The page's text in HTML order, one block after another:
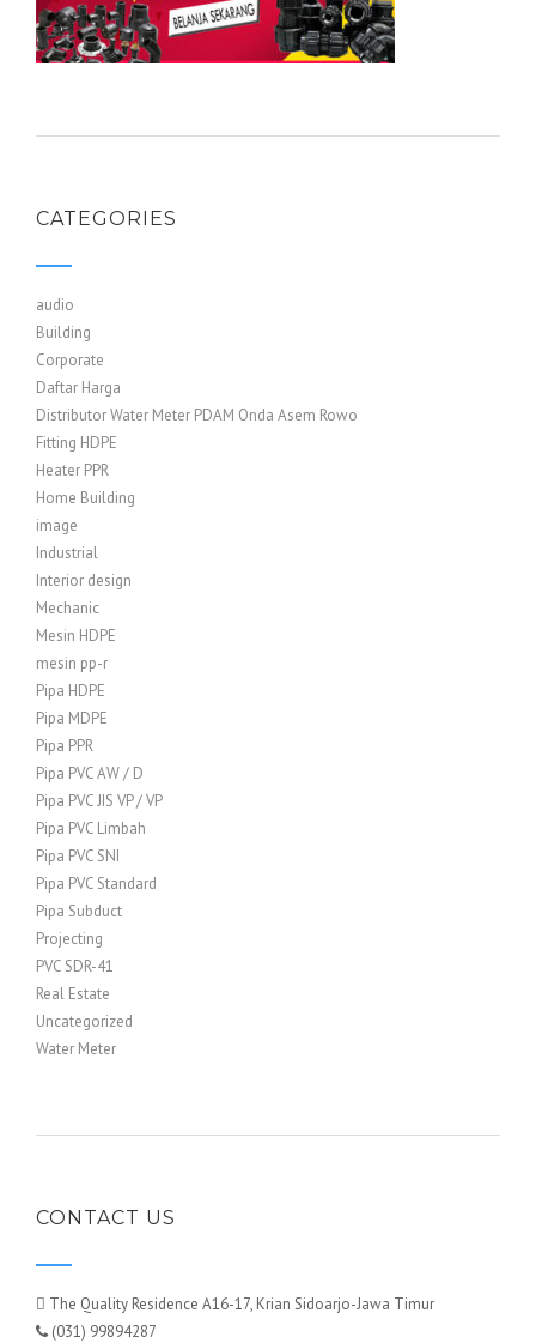
CATEGORIES
audio
Building
Corporate
Daftar Harga
Distributor Water Meter PDAM Onda Asem Rowo
Fitting HDPE
Heater PPR
Home Building
image
Industrial
Interior design
Mechanic
Mesin HDPE
mesin pp-r
Pipa HDPE
Pipa MDPE
Pipa PPR
Pipa PVC AW / D
Pipa PVC JIS VP / VP
Pipa PVC Limbah
Pipa PVC SNI
Pipa PVC Standard
Pipa Subduct
Projecting
PVC SDR-41
Real Estate
Uncategorized
Water Meter
CONTACT US
The Quality Residence A16-17, Krian Sidoarjo-Jawa Timur
(031) 99894287